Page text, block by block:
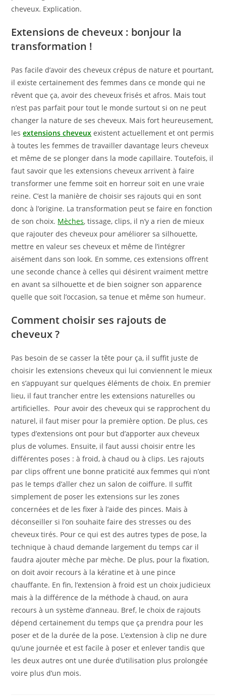
cheveux. Explication.
Extensions de cheveux : bonjour la
transformation !
Pas facile d’avoir des cheveux crépus de nature et pourtant,
il existe certainement des femmes dans ce monde qui ne
rêvent que ça, avoir des cheveux frisés et afros. Mais tout
n’est pas parfait pour tout le monde surtout si on ne peut
changer la nature de ses cheveux. Mais fort heureusement,
lesextensions cheveux existent actuellement et ont permis
à toutes les femmes de travailler davantage leurs cheveux
et même de se plonger dans la mode capillaire. Toutefois, il
faut savoir que les extensions cheveux arrivent à faire
transformer une femme soit en horreur soit en une vraie
reine. C’est la manière de choisir ses rajouts qui en sont
donc à l’origine. La transformation peut se faire en fonction
de son choix. Mèches, tissage, clips, il n’y a rien de mieux
que rajouter des cheveux pour améliorer sa silhouette,
mettre en valeur ses cheveux et même de l’intégrer
aisément dans son look. En somme, ces extensions offrent
une seconde chance à celles qui désirent vraiment mettre
en avant sa silhouette et de bien soigner son apparence
quelle que soit l’occasion, sa tenue et même son humeur.
Comment choisir ses rajouts de
cheveux ?
Pas besoin de se casser la tête pour ça, il suffit juste de
choisir les extensions cheveux qui lui conviennent le mieux
en s’appuyant sur quelques éléments de choix. En premier
lieu, il faut trancher entre les extensions naturelles ou
artificielles. Pour avoir des cheveux qui se rapprochent du
naturel, il faut miser pour la première option. De plus, ces
types d’extensions ont pour but d’apporter aux cheveux
plus de volumes. Ensuite, il faut aussi choisir entre les
différentes poses : à froid, à chaud ou à clips. Les rajouts
par clips offrent une bonne praticité aux femmes qui n’ont
pas le temps d’aller chez un salon de coiffure. Il suffit
simplement de poser les extensions sur les zones
concernées et de les fixer à l’aide des pinces. Mais à
déconseiller si l’on souhaite faire des stresses ou des
cheveux tirés. Pour ce qui est des autres types de pose, la
technique à chaud demande largement du temps car il
faudra ajouter mèche par mèche. De plus, pour la fixation,
on doit avoir recours à la kératine et à une pince
chauffante. En fin, l’extension à froid est un choix judicieux
mais à la différence de la méthode à chaud, on aura
recours à un système d’anneau. Bref, le choix de rajouts
dépend certainement du temps que ça prendra pour les
poser et de la durée de la pose. L’extension à clip ne dure
qu’une journée et est facile à poser et enlever tandis que
les deux autres ont une durée d’utilisation plus prolongée
voire plus d’un mois.